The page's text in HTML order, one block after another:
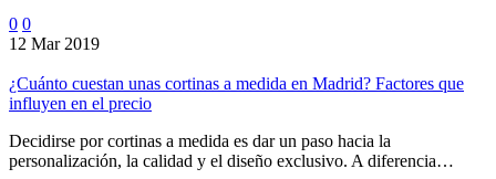
0 0
12 Mar 2019
¿Cuánto cuestan unas cortinas a medida en Madrid? Factores que
influyen en el precio
Decidirse por cortinas a medida es dar un paso hacia la
personalización, la calidad y el diseño exclusivo. A diferencia…